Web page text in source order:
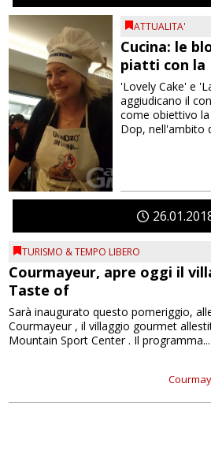
ATTUALITA'
Cucina: le
piatti con la
'Lovely Cake' e
aggiudicano il
come obiettivo
Dop, nell'ambito
2601
TURISMO & TEMPO LIBERO
Courmayeur, apre oggi il
Taste of
Sarà inaugurato questo pomeriggio,
Courmayeur , il villaggio gourmet
Mountain Sport Center . Il programma...